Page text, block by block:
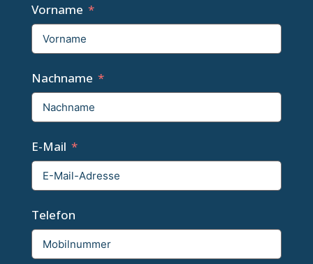
Vorname
Nachname
E-Mail
Telefon